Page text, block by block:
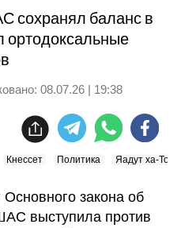
сохранял баланс в
ортодоксальные
08.07.26 | 19:38
Кнессет Политика Яадут ха-Тора
закона об
выступила против